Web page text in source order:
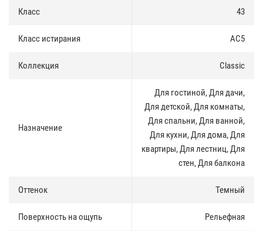
позволяет передавать реалистичность настоящего дерева для
создания максимального комфорта.
Синхронная поверхность
Декоративный слой в точности передает текстуру и фактуру
Все виды теплых полов с нагревом поверхности до 29°С.
Не содержит вредных примесей, а класс эмиссии соответствует
Безопасно использовать не только в жилых помещениях, но и в
Класс 43
Класс истирания AC5
Коллекция Classic
Назначение
Для гостиной, Для дачи,
Для детской, Для комнаты,
Для спальни, Для ванной,
Для кухни, Для дома, Для
квартиры, Для лестниц, Для
стен, Для балкона
Оттенок Темный
Поверхность на ощупь Рельефная